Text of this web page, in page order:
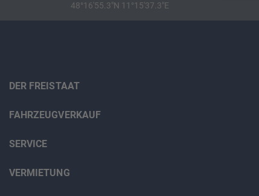
48°16'55.3"N 11°15'37.3"E
DER FREISTAAT
FAHRZEUGVERKAUF
SERVICE
VERMIETUNG